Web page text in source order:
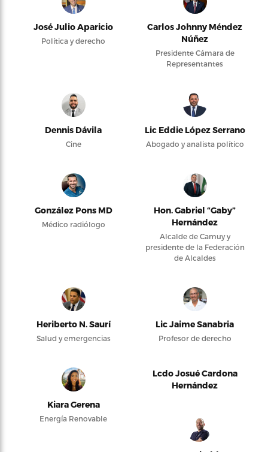
José Julio Aparicio
Política y derecho
Carlos Johnny Méndez
Núñez
Presidente Cámara de
Representantes
Dennis Dávila
Cine
Lic Eddie López Serrano
Abogado y analista político
González Pons MD
Médico radiólogo
Hon. Gabriel “Gaby”
Hernández
Alcalde de Camuy y
presidente de la Federación
de Alcaldes
Heriberto N. Saurí
Salud y emergencias
Lic Jaime Sanabria
Profesor de derecho
Kiara Gerena
Energía Renovable
Lcdo Josué Cardona
Hernández